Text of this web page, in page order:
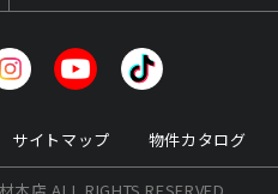
サイトマップ 物件カタログ
店 ALL RIGHTS RESERVED.